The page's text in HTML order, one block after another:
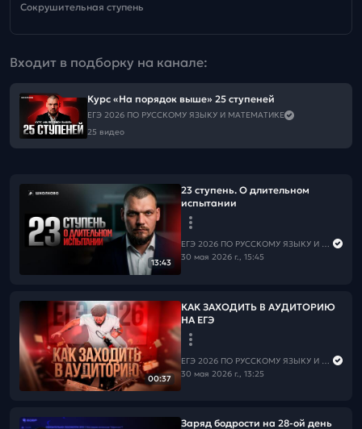
Сокрушительная ступень
Входит в подборку на канале:
Курс «На порядок выше» 25 ступеней
ЕГЭ 2026 ПО РУССКОМУ ЯЗЫКУ И МАТЕМАТИКЕ
25 видео
13:43
23 ступень. О длительном
испытании
ЕГЭ 2026 ПО РУССКОМУ ЯЗЫКУ И МАТЕМАТИКЕ
30 мая 2026 г., 15:45
00:37
КАК ЗАХОДИТЬ В АУДИТОРИЮ
НА ЕГЭ
ЕГЭ 2026 ПО РУССКОМУ ЯЗЫКУ И МАТЕМАТИКЕ
30 мая 2026 г., 13:25
Заряд бодрости на 28-ой день